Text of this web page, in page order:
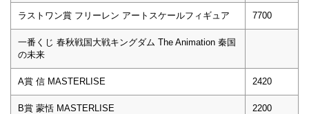
ラストワン賞 フリーレン アートスケールフィギュア 7700
一番くじ 春秋戦国大戦キングダム The Animation 秦国
の未来
A賞 信 MASTERLISE 2420
B賞 蒙恬 MASTERLISE 2200